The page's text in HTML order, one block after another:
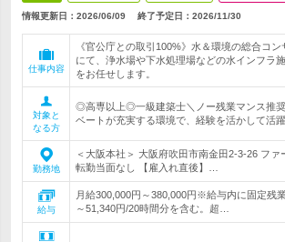
情報更新日：2026/06/09 終了予定日： 2026/11/30
仕事内容
《官公庁との取引100%》水＆環境の総合コ
にて、浄水場や下水処理場などの水インフラ
をお任せします。
対象と
なる方
◎高専以上◎一級建築士＼ノー残業マンス推
ベートが充実する環境で、経験を活かして活
勤務地
＜大阪本社＞ 大阪府吹田市南金田2-3-26 フ
転勤当面なし 【雇入れ直後】…
給与
月給300,000円～380,000円※給与内に固定残
～51,340円/20時間分を含む。超…